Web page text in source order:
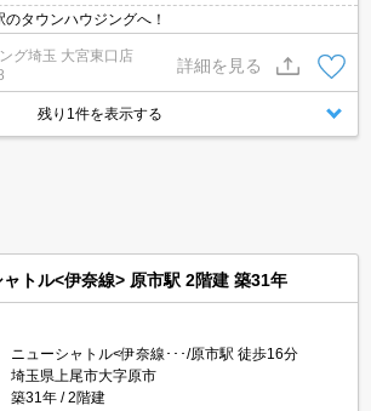
タウンハウジングへ！
グ埼玉 大宮東口店
詳細を見る
残り1件を表示する
ャトル<伊奈線> 原市駅 2階建 築31年
ニューシャトル<伊奈線･･･/原市駅 徒歩16分
埼玉県上尾市大字原市
築31年
2階建